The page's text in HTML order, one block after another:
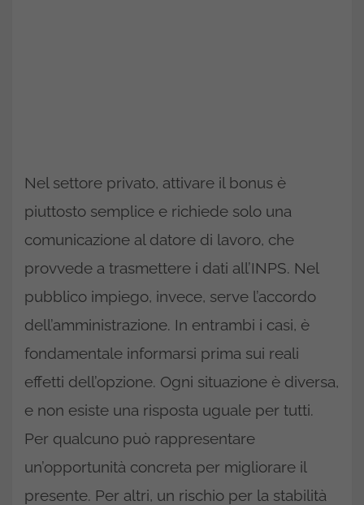
Nel settore privato, attivare il bonus è
piuttosto semplice e richiede solo una
comunicazione al datore di lavoro, che
provvede a trasmettere i dati all’INPS. Nel
pubblico impiego, invece, serve l’accordo
dell’amministrazione. In entrambi i casi, è
fondamentale informarsi prima sui reali
effetti dell’opzione. Ogni situazione è diversa,
e non esiste una risposta uguale per tutti.
Per qualcuno può rappresentare
un’opportunità concreta per migliorare il
presente. Per altri, un rischio per la stabilità